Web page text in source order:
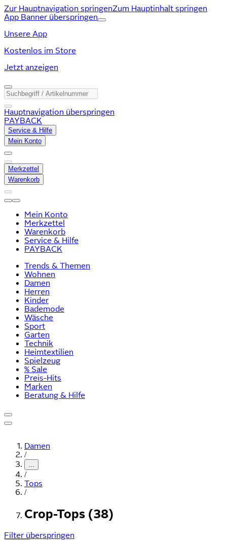
Zur Hauptnavigation springenZum Hauptinhalt springen
App Banner überspringen
Unsere App
Kostenlos im Store
Jetzt anzeigen
Hauptnavigation überspringen
PAYBACK
Service & Hilfe
Mein Konto
Merkzettel
Warenkorb
Mein Konto
Merkzettel
Warenkorb
Service & Hilfe
PAYBACK
Trends & Themen
Wohnen
Damen
Herren
Kinder
Bademode
Wäsche
Sport
Garten
Technik
Heimtextilien
Spielzeug
% Sale
Preis-Hits
Marken
Beratung & Hilfe
Damen
/
...
/
Tops
/
Crop-Tops (38)
Filter überspringen